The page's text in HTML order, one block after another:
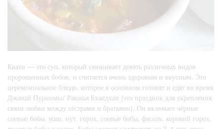
Квати — это суп, который смешивает девять различных видов
пророщенных бобов, и считается очень здоровым и вкусным. Это
церемониальное блюдо, которое в основном готовят и едят во время
Джанай Пурнимы/ Ракшья Бхандхан (это праздник для укрепления
связи любви между сёстрами и братьями). Он включает чёрные
соевые бобы, маш, нут, горох, соевые бобы, фасоль, коровий горох,